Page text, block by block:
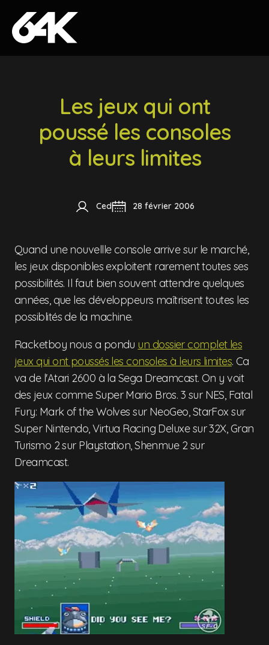
Skip to content
Les jeux qui ont
poussé les consoles
à leurs limites
Ced 28 février 2006
Quand une nouvellle console arrive sur le marché,
les jeux disponibles exploitent rarement toutes ses
possibilités. Il faut bien souvent attendre quelques
années, que les développeurs maîtrisent toutes les
possiblités de la machine.
Racketboy nous a pondu un dossier complet les
jeux qui ont poussés les consoles à leurs limites. Ca
va de l'Atari 2600 à la Sega Dreamcast. On y voit
des jeux comme Super Mario Bros. 3 sur NES, Fatal
Fury: Mark of the Wolves sur NeoGeo, StarFox sur
Super Nintendo, Virtua Racing Deluxe sur 32X, Gran
Turismo 2 sur Playstation, Shenmue 2 sur
Dreamcast.